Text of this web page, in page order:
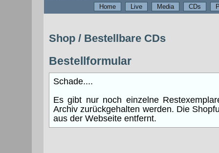
Home Live Media CDs
Shop / Bestellbare CDs
Bestellformular
Schade....
Es gibt nur noch einzelne
Archiv zurückgehalten werden. Die
aus der Webseite entfernt.